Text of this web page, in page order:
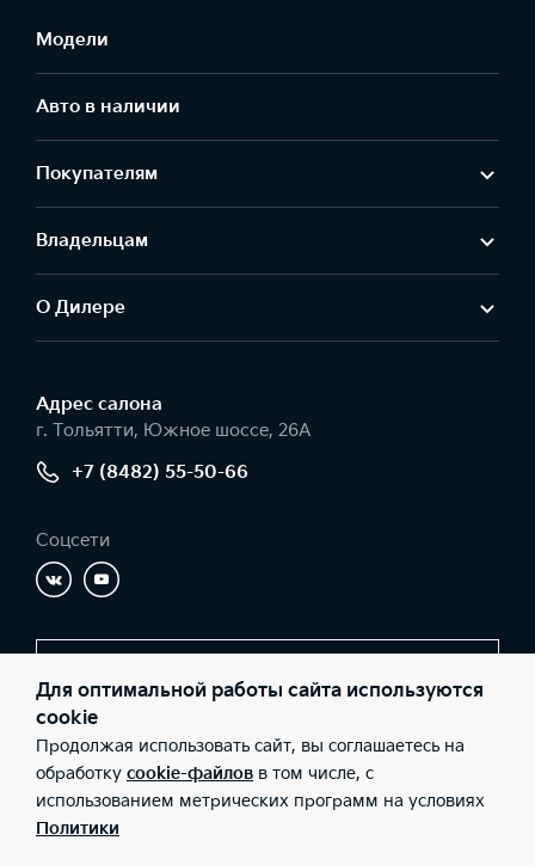
Модели
Авто в наличии
Покупателям
Владельцам
О Дилере
Адрес салонa
г. Тольятти, Южное шоссе, 26А
+7 (8482) 55-50-66
Соцсети
© 2026 Юридические лица ООО «Имола» (Фактический адрес: г.
Тольятти, Южное шоссе, 26А; Телефон: +7 (8482) 55-50-66; ИНН:
6321067760; ОГРН: 1036301017280), ООО «Киа Россия и СНГ»
(Фактический адрес: г.Москва, Валовая 26; Телефон: 8 800 301
08 80; ИНН: 7728674093; ОГРН: 5087746291760) ведут
Для оптимальной работы сайта используются
cookie
Продолжая использовать сайт, вы соглашаетесь на
обработку cookie-файлов в том числе, с
использованием метрических программ на условиях
Политики